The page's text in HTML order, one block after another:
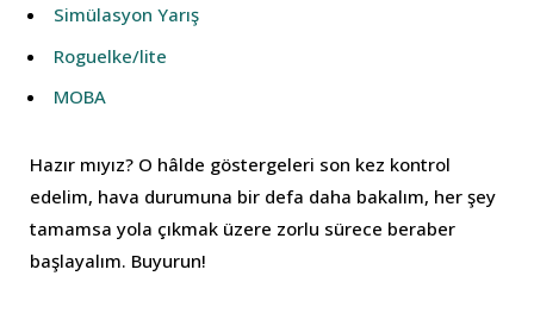
Simülasyon Yarış
Roguelke/lite
MOBA
Hazır mıyız? O hâlde göstergeleri son kez kontrol
edelim, hava durumuna bir defa daha bakalım, her şey
tamamsa yola çıkmak üzere zorlu sürece beraber
başlayalım. Buyurun!